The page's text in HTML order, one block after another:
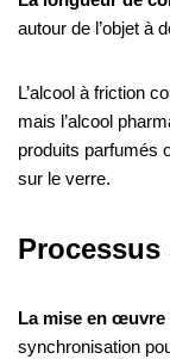
autour de l’objet à
L’alcool à friction
mais l’alcool
produits parfumés
sur le verre.
Processus
La mise en œuvre
synchronisation